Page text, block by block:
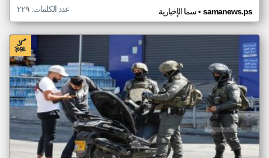
سما الإخبارية• samanews.ps عدد الكلمات: ٢٢٩